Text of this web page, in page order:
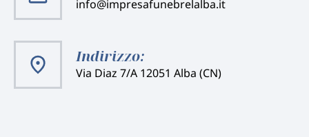
info@impresafunebrelalba.it
Indirizzo:
Via Diaz 7/A 12051 Alba (CN)